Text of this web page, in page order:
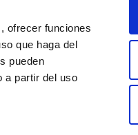
ofrecer funciones
que haga del
pueden
a partir del uso
redes
de la